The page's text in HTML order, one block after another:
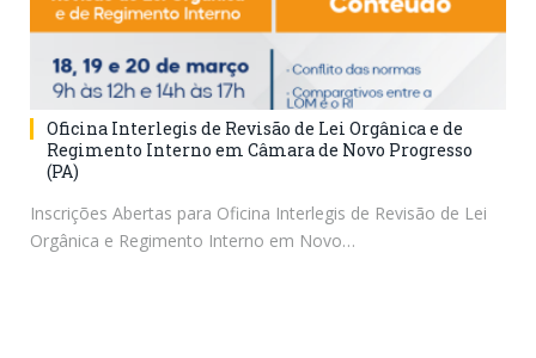
Oficina Interlegis de Revisão de Lei Orgânica e de
Regimento Interno em Câmara de Novo Progresso
(PA)
Inscrições Abertas para Oficina Interlegis de Revisão de Lei
Orgânica e Regimento Interno em Novo…